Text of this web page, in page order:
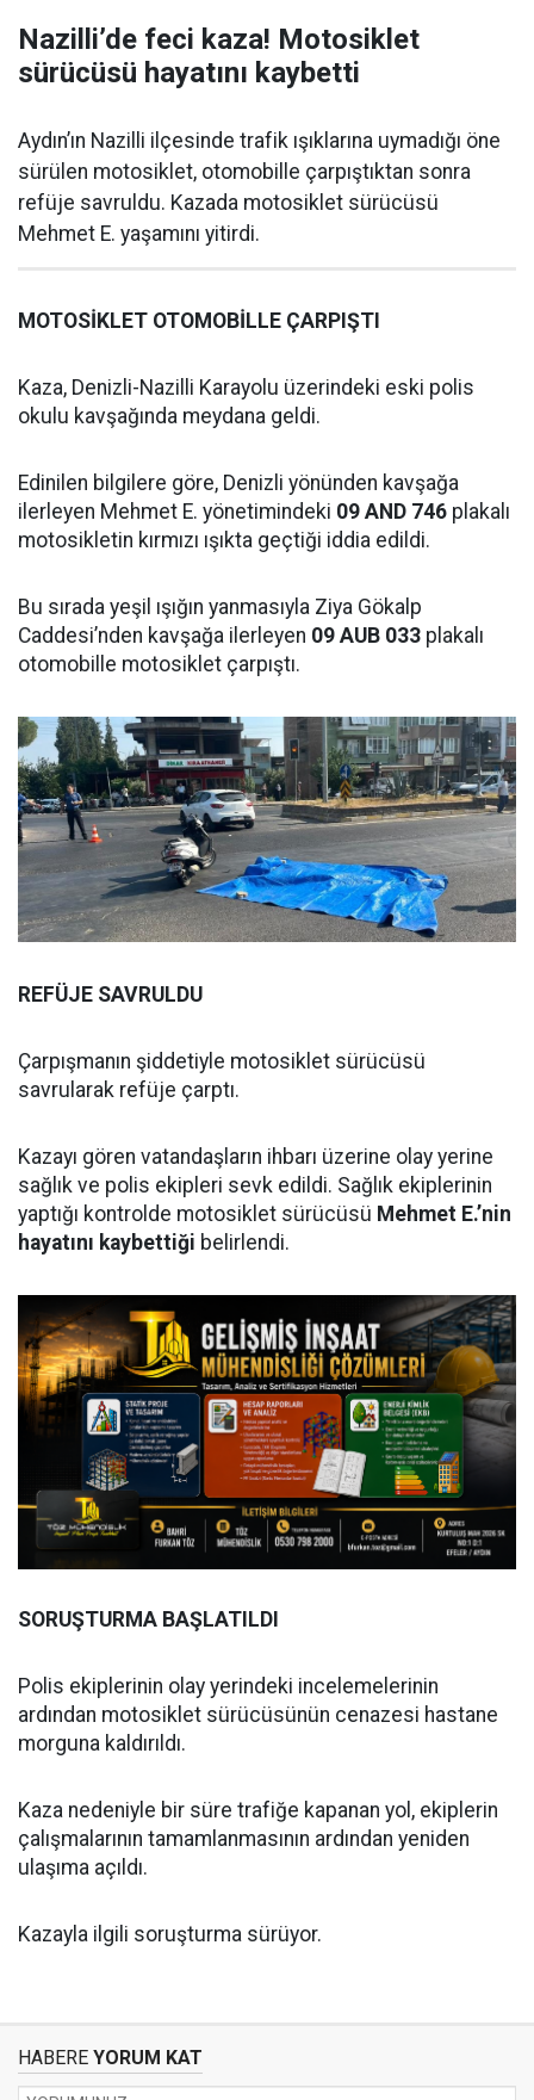
Nazilli’de feci kaza! Motosiklet
sürücüsü hayatını kaybetti
Aydın’ın Nazilli ilçesinde trafik ışıklarına uymadığı öne
sürülen motosiklet, otomobille çarpıştıktan sonra
refüje savruldu. Kazada motosiklet sürücüsü
Mehmet E. yaşamını yitirdi.
MOTOSİKLET OTOMOBİLLE ÇARPIŞTI
Kaza, Denizli-Nazilli Karayolu üzerindeki eski polis
okulu kavşağında meydana geldi.
Edinilen bilgilere göre, Denizli yönünden kavşağa
ilerleyen Mehmet E. yönetimindeki 09 AND 746 plakalı
motosikletin kırmızı ışıkta geçtiği iddia edildi.
Bu sırada yeşil ışığın yanmasıyla Ziya Gökalp
Caddesi’nden kavşağa ilerleyen 09 AUB 033 plakalı
otomobille motosiklet çarpıştı.
REFÜJE SAVRULDU
Çarpışmanın şiddetiyle motosiklet sürücüsü
savrularak refüje çarptı.
Kazayı gören vatandaşların ihbarı üzerine olay yerine
sağlık ve polis ekipleri sevk edildi. Sağlık ekiplerinin
yaptığı kontrolde motosiklet sürücüsü Mehmet E.’nin
hayatını kaybettiği belirlendi.
SORUŞTURMA BAŞLATILDI
Polis ekiplerinin olay yerindeki incelemelerinin
ardından motosiklet sürücüsünün cenazesi hastane
morguna kaldırıldı.
Kaza nedeniyle bir süre trafiğe kapanan yol, ekiplerin
çalışmalarının tamamlanmasının ardından yeniden
ulaşıma açıldı.
Kazayla ilgili soruşturma sürüyor.
HABERE YORUM KAT